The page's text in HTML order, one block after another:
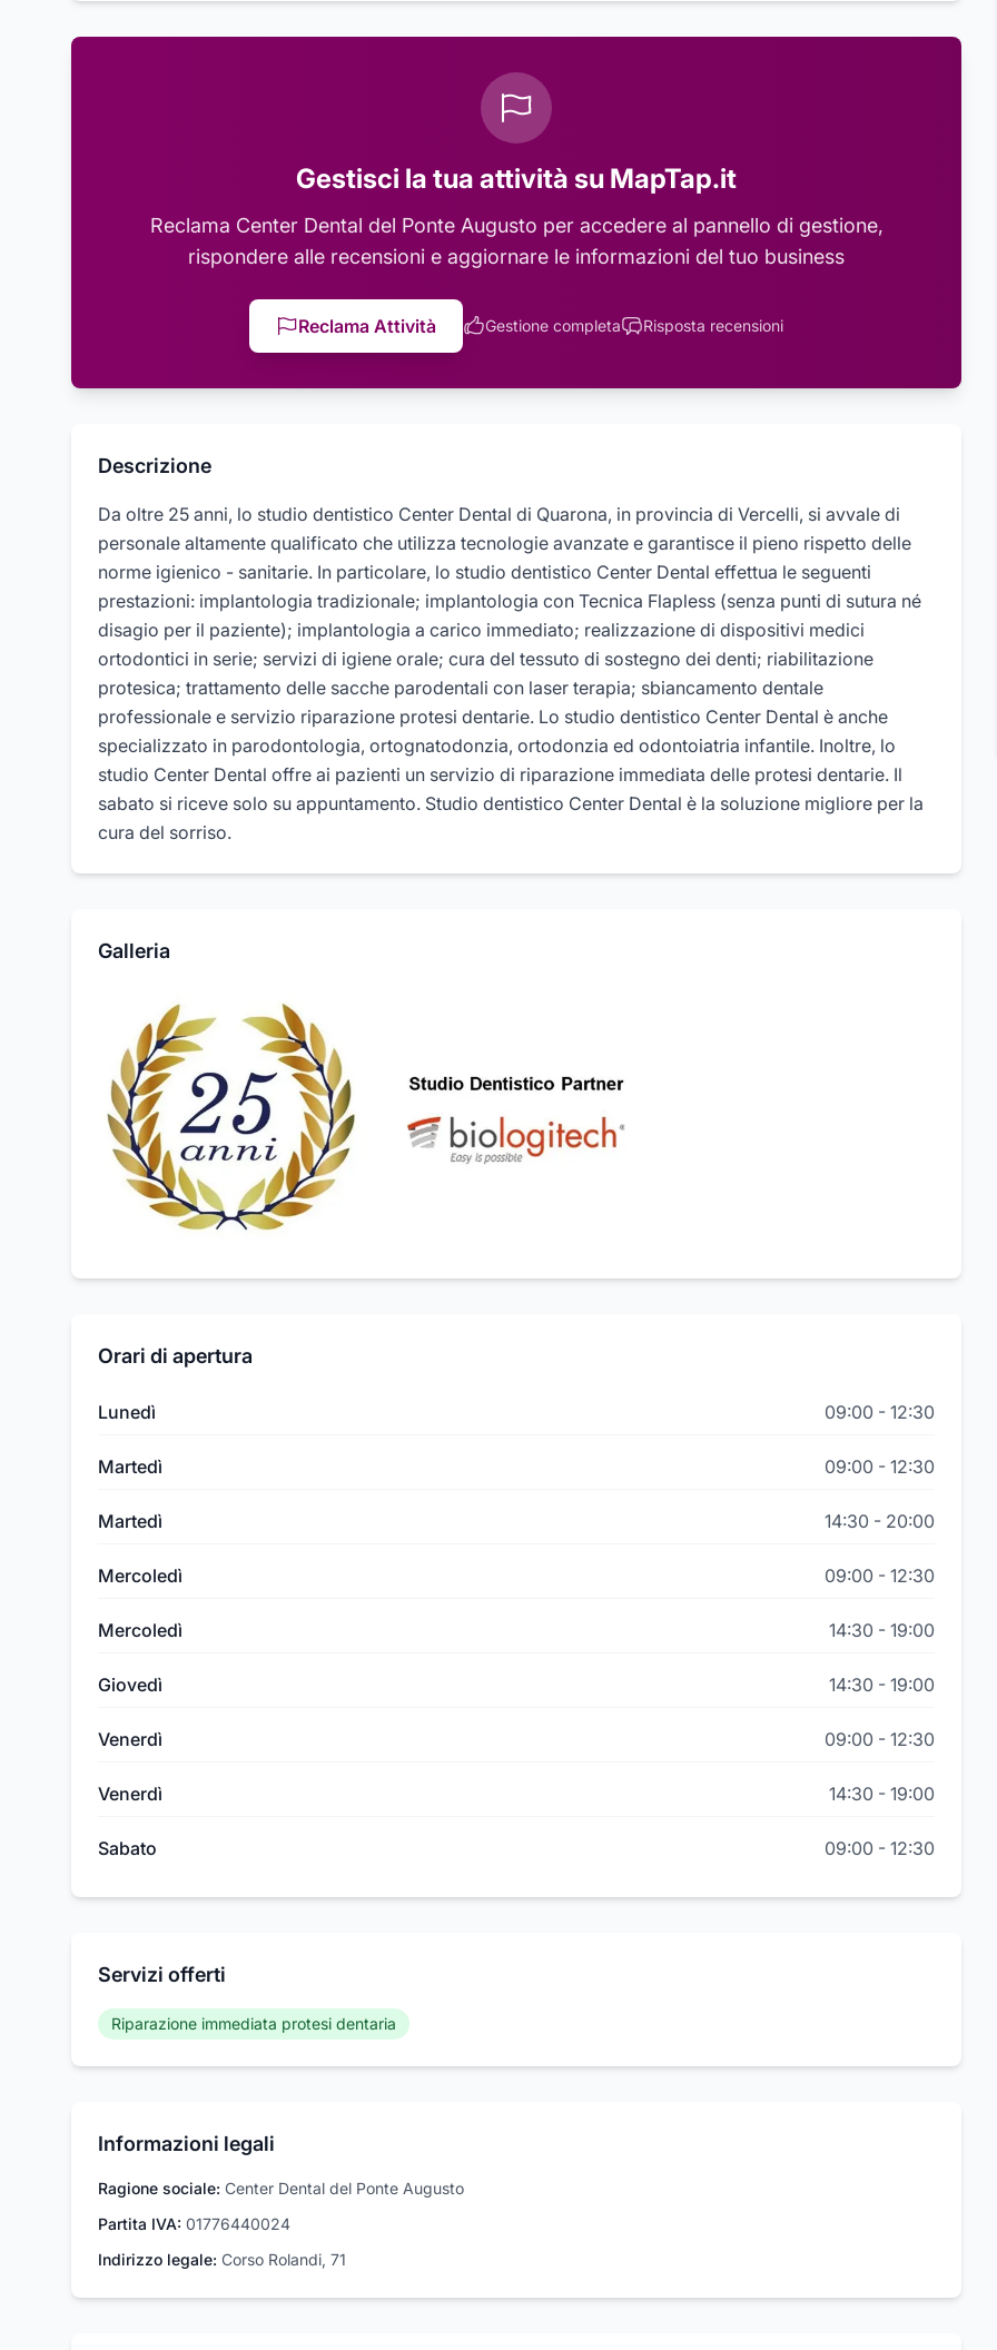
Gestisci la tua attività su MapTap.it
Reclama Center Dental del Ponte Augusto per accedere al pannello di gestione,
rispondere alle recensioni e aggiornare le informazioni del tuo business
Reclama Attività Gestione completa Risposta recensioni
Descrizione
Da oltre 25 anni, lo studio dentistico Center Dental di Quarona, in provincia di Vercelli, si avvale di
personale altamente qualificato che utilizza tecnologie avanzate e garantisce il pieno rispetto delle
norme igienico - sanitarie. In particolare, lo studio dentistico Center Dental effettua le seguenti
prestazioni: implantologia tradizionale; implantologia con Tecnica Flapless (senza punti di sutura né
disagio per il paziente); implantologia a carico immediato; realizzazione di dispositivi medici
ortodontici in serie; servizi di igiene orale; cura del tessuto di sostegno dei denti; riabilitazione
protesica; trattamento delle sacche parodentali con laser terapia; sbiancamento dentale
professionale e servizio riparazione protesi dentarie. Lo studio dentistico Center Dental è anche
specializzato in parodontologia, ortognatodonzia, ortodonzia ed odontoiatria infantile. Inoltre, lo
studio Center Dental offre ai pazienti un servizio di riparazione immediata delle protesi dentarie. Il
sabato si riceve solo su appuntamento. Studio dentistico Center Dental è la soluzione migliore per la
cura del sorriso.
Galleria
Orari di apertura
Lunedì 09:00 - 12:30
Martedì 09:00 - 12:30
Martedì 14:30 - 20:00
Mercoledì 09:00 - 12:30
Mercoledì 14:30 - 19:00
Giovedì 14:30 - 19:00
Venerdì 09:00 - 12:30
Venerdì 14:30 - 19:00
Sabato 09:00 - 12:30
Servizi offerti
Riparazione immediata protesi dentaria
Informazioni legali
Ragione sociale: Center Dental del Ponte Augusto
Partita IVA: 01776440024
Indirizzo legale: Corso Rolandi, 71